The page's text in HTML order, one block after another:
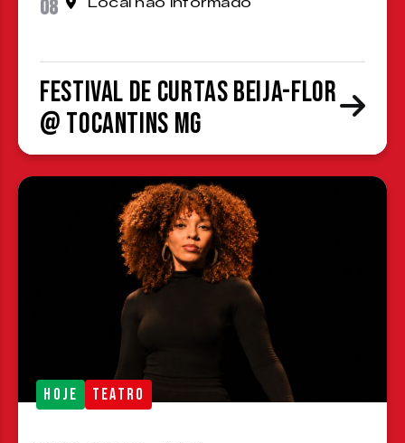
08
Festival de Curtas Beija-Flor
@ Tocantins MG
HOJE TEATRO